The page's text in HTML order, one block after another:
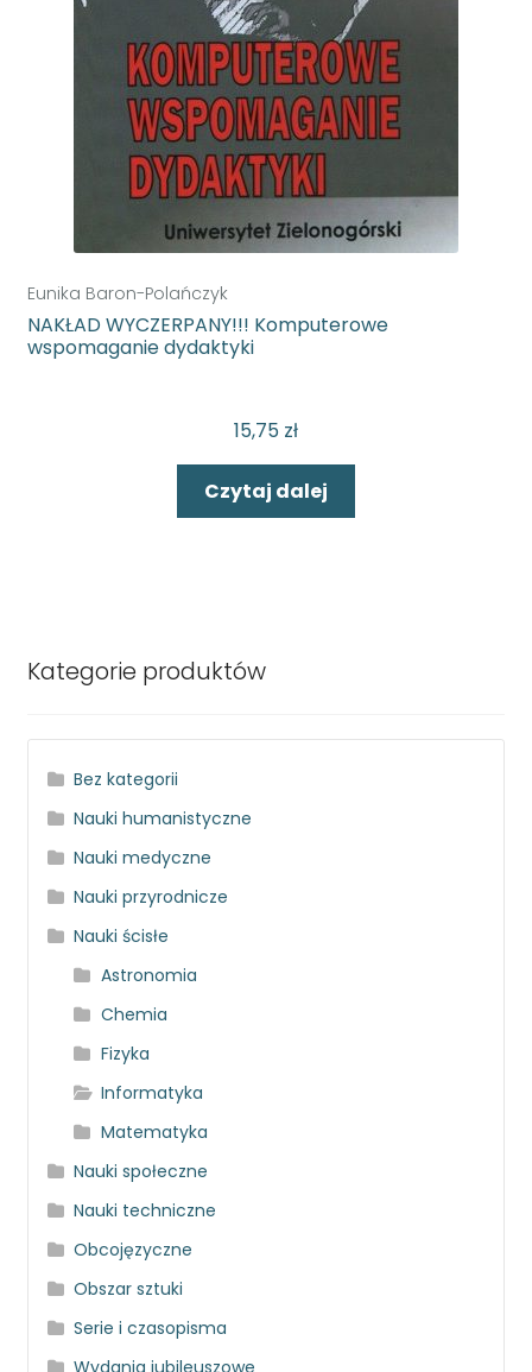
Eunika Baron-Polańczyk
NAKŁAD WYCZERPANY!!! Komputerowe
wspomaganie dydaktyki
15,75 zł
Czytaj dalej
Kategorie produktów
Bez kategorii
Nauki humanistyczne
Nauki medyczne
Nauki przyrodnicze
Nauki ścisłe
Astronomia
Chemia
Fizyka
Informatyka
Matematyka
Nauki społeczne
Nauki techniczne
Obcojęzyczne
Obszar sztuki
Serie i czasopisma
Wydania jubileuszowe